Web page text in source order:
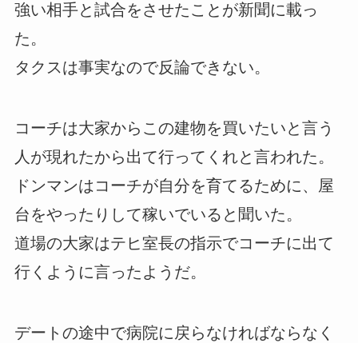
強い相手と試合をさせたことが新聞に載っ
た。
タクスは事実なので反論できない。
コーチは大家からこの建物を買いたいと言う
人が現れたから出て行ってくれと言われた。
ドンマンはコーチが自分を育てるために、屋
台をやったりして稼いでいると聞いた。
道場の大家はテヒ室長の指示でコーチに出て
行くように言ったようだ。
デートの途中で病院に戻らなければならなく